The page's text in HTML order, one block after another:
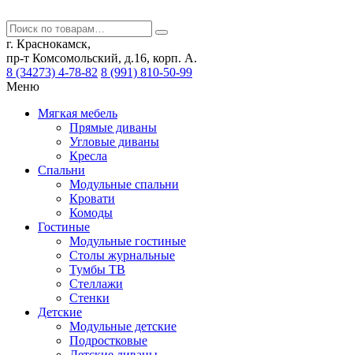
г. Краснокамск,
пр-т Комсомольский, д.16, корп. А.
8 (34273) 4-78-82 8 (991) 810-50-99
Меню
Мягкая мебель
Прямые диваны
Угловые диваны
Кресла
Спальни
Модульные спальни
Кровати
Комоды
Гостиные
Модульные гостиные
Столы журнальные
Тумбы ТВ
Стеллажи
Стенки
Детские
Модульные детские
Подростковые